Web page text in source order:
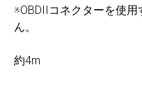
※OBDIIコネクターを使
ん。
約4m